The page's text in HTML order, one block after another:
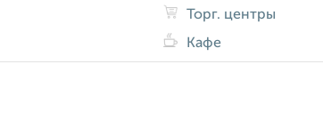
Торг. центры
Кафе